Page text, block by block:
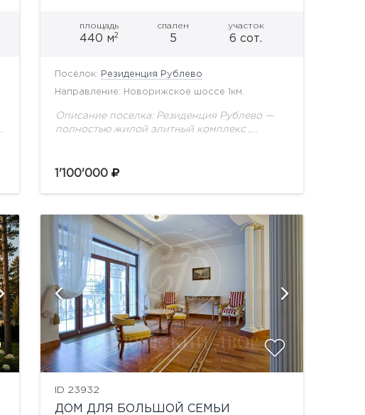
площадь
440 м2
спален
5
участок
6 сот.
Посёлок: Резиденция Рублево
Направление: Новорижское шоссе 1км.
Описание поселка: Резиденция Рублево —
полностью жилой элитный комплекс ,
Новорижского шоссе, вблизи бухты
1'100'000
ID 23932
ДОМ ДЛЯ БОЛЬШОЙ СЕМЬИ